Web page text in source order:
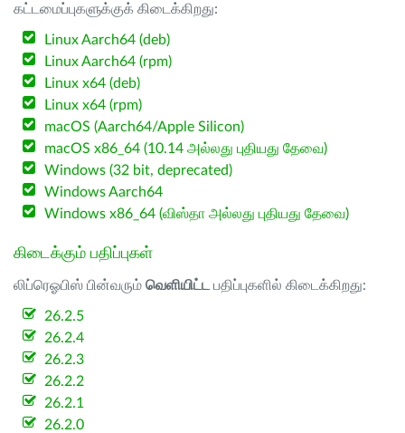
கட்டமைப்புகளுக்குக் கிடைக்கிறது:
Linux Aarch64 (deb)
Linux Aarch64 (rpm)
Linux x64 (deb)
Linux x64 (rpm)
macOS (Aarch64/Apple Silicon)
macOS x86_64 (10.14 அல்லது புதியது தேவை)
Windows (32 bit, deprecated)
Windows Aarch64
Windows x86_64 (விஸ்தா அல்லது புதியது தேவை)
கிடைக்கும் பதிப்புகள்
லிப்ரெஓபிஸ் பின்வரும் வெளியிட்ட பதிப்புகளில் கிடைக்கிறது:
26.2.5
26.2.4
26.2.3
26.2.2
26.2.1
26.2.0